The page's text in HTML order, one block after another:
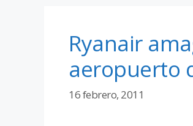
Ryanair
aeropuerto
16 febrero, 2011